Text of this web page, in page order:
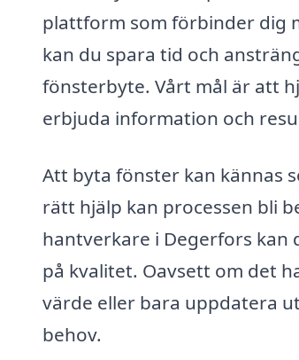
plattform som förbinder dig
kan du spara tid och
fönsterbyte. Vårt mål är att
erbjuda information och
Att byta fönster kan kännas
rätt hjälp kan processen bli
hantverkare i Degerfors
på kvalitet. Oavsett om det
värde eller bara uppdatera
behov.